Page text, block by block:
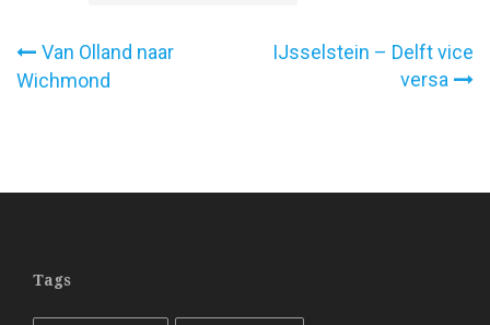
Bericht
Van Olland naar
Wichmond
IJsselstein – Delft vice
versa
Tags